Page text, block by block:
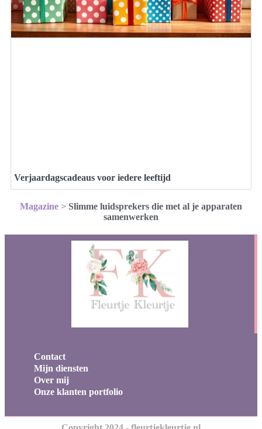
Verjaardagscadeaus voor iedere leeftijd
Magazine > Slimme luidsprekers die met al je apparaten
samenwerken
Contact
Mijn diensten
Over mij
Onze klanten portfolio